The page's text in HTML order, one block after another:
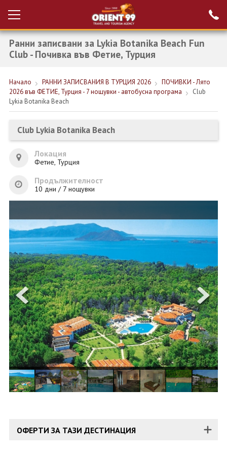
Вход за агенти
Проверка на
НОВА ГОДИНА ТУРЦИЯ
НОВА ГОДИНА
ПОЧИВКИ
КРУИЗИ
ЕКЗОТИКА
ОЩЕ
ЗА НАС
КОНТАКТИ
ФИРМЕНИ ДОКУМЕНТИ
0700 144 34 Запитване
ПОСЛЕДВАЙТЕ НИ
Ранни записвани за Lykia Botanika Beach Fun
Club - Почивка във Фетие, Турция
Начало РАННИ ЗАПИСВАНИЯ В ТУРЦИЯ 2026
ПОЧИВКИ - Лято
2026 във ФЕТИЕ, Турция - 7 нощувки - автобусна програма
Club
Lykia Botanika Beach
Club Lykia Botanika Beach
Локация
Фетие, Турция
Продължителност
10 дни / 7 нощувки
ОФЕРТИ ЗА ТАЗИ ДЕСТИНАЦИЯ